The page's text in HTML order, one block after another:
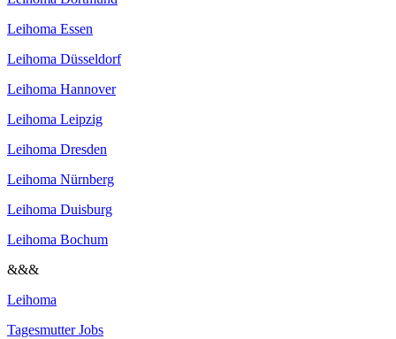
Leihoma Essen
Leihoma Düsseldorf
Leihoma Hannover
Leihoma Leipzig
Leihoma Dresden
Leihoma Nürnberg
Leihoma Duisburg
Leihoma Bochum
&&&
Leihoma
Tagesmutter Jobs